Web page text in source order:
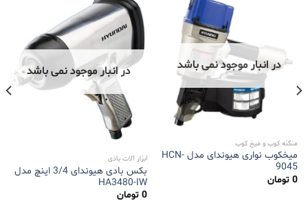
در انبار موجود نمی باشد
منگنه کوب و میخ کوب
میخکوب نواری هیوندای مدل HCN-
9045
0 تومان
در انبار موجود نمی باشد
ابزار آلات بادی
بکس بادی هیوندای 3/4 اینچ مدل
HA3480-IW
0 تومان